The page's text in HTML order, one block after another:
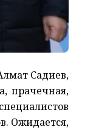
Садиев,
прачечная,
Ожидается,